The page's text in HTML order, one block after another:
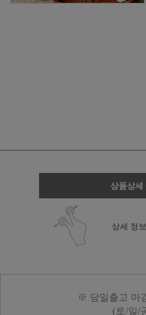
상품상세
상세 정
※ 당일출고 마
(토/일/